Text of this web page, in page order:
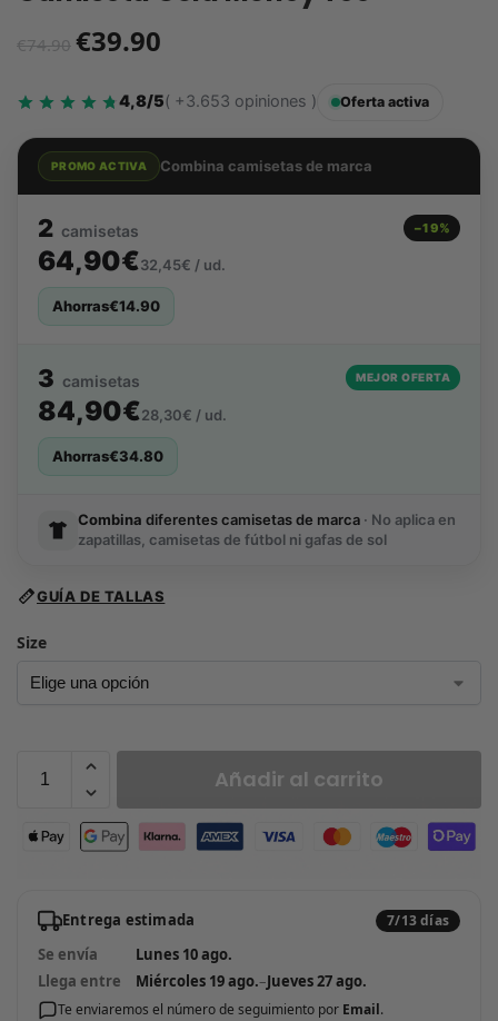
€74.90 €39.90
4,8/5( +3.653 opiniones ) Oferta activa
PROMO ACTIVA Combina camisetas de marca
2 camisetas −19%
64,90€32,45€ / ud.
Ahorras€14.90
3 camisetas MEJOR OFERTA
84,90€28,30€ / ud.
Ahorras€34.80
Combina diferentes camisetas de marca · No aplica en
zapatillas, camisetas de fútbol ni gafas de sol
GUÍA DE TALLAS
Size
Añadir al carrito
Entrega estimada 7/13 días
Se envía
Lunes 10 ago.
Llega entre
Miércoles 19 ago.–Jueves 27 ago.
Te enviaremos el número de seguimiento por Email.